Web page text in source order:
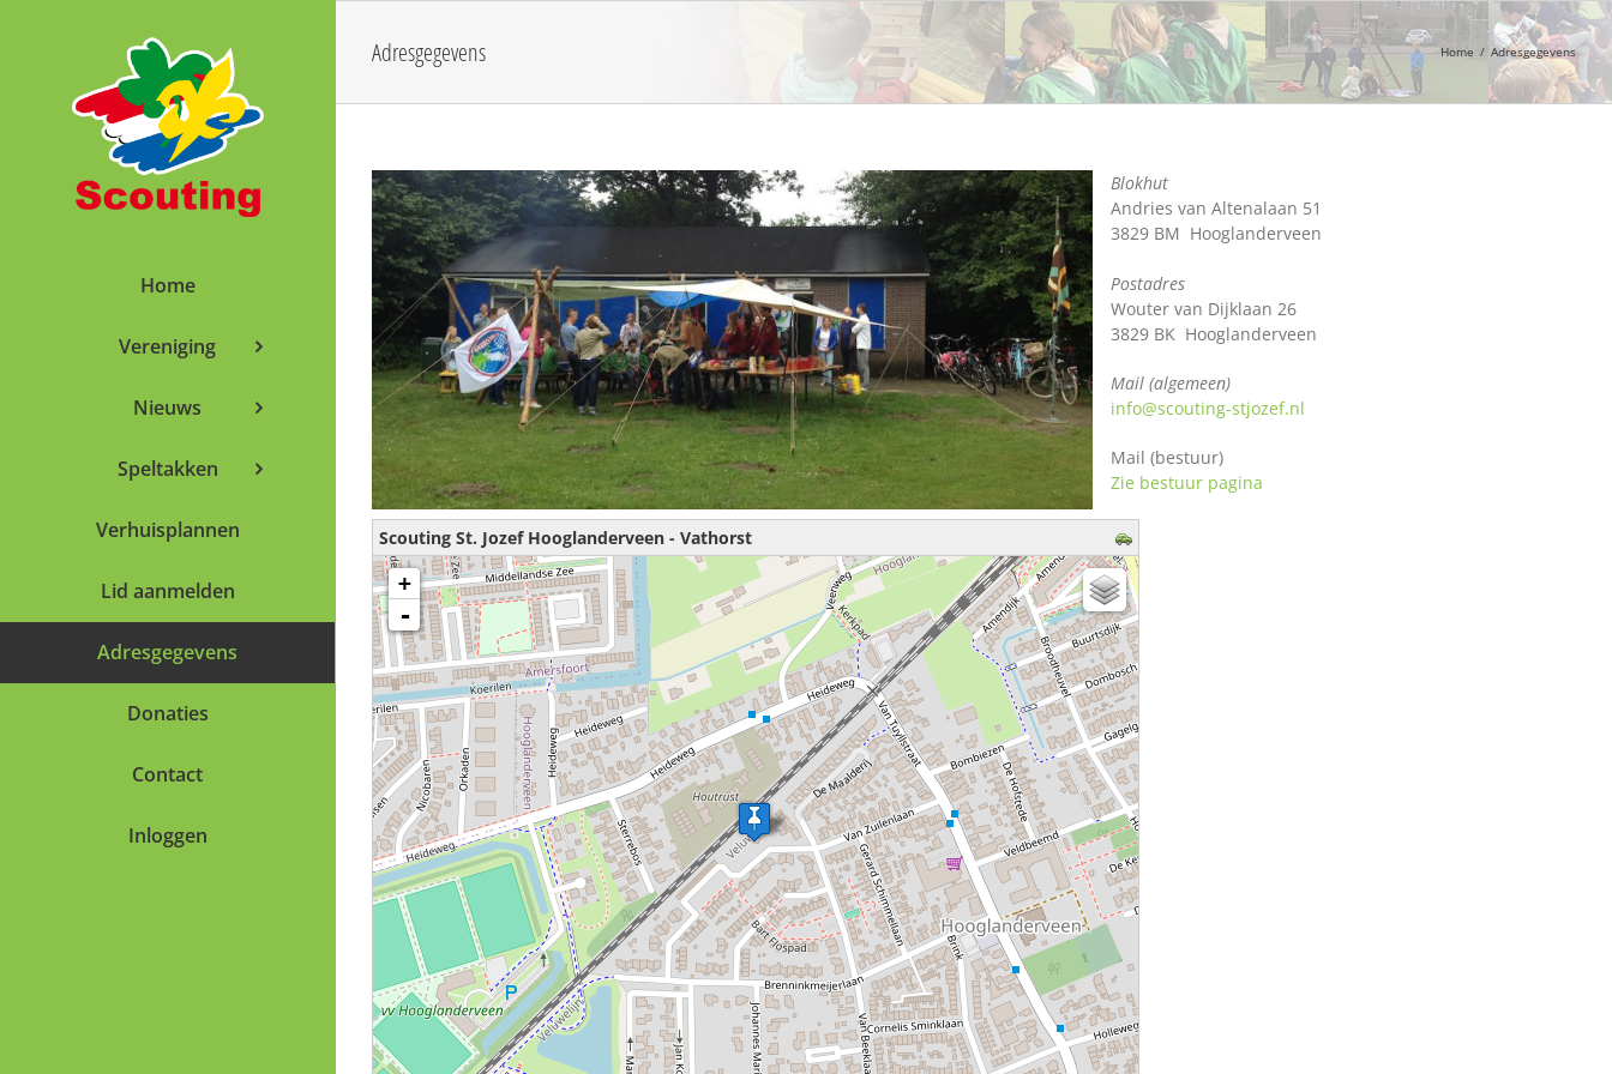
Home
Vereniging
Nieuws
Speltakken
Verhuisplannen
Lid aanmelden
Adresgegevens
Donaties
Contact
Inloggen
Adresgegevens Home / Adresgegevens
Blokhut
Andries van Altenalaan 51
3829 BM Hooglanderveen
Postadres
Wouter van Dijklaan 26
3829 BK Hooglanderveen
Mail (algemeen)
info@scouting-stjozef.nl
Mail (bestuur)
Zie bestuur pagina
Scouting St. Jozef Hooglanderveen - Vathorst
kaart is aan het laden - een ogenblik geduld aub...
+
-